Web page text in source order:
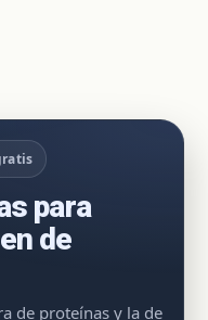
para
de
de proteínas y la de